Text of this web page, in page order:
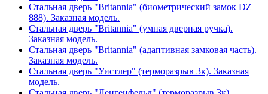
Стальная дверь "Britannia" (биометрический замок DZ
888). Заказная модель.
Стальная дверь "Britannia" (умная дверная ручка).
Заказная модель.
Стальная дверь "Britannia" (адаптивная замковая часть).
Заказная модель.
Стальная дверь "Уистлер" (терморазрыв 3к). Заказная
модель.